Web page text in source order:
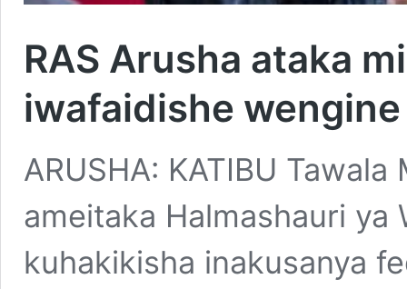
RAS Arusha ataka
iwafaidishe wengine
ARUSHA: KATIBU
ameitaka Halmashauri ya
kuhakikisha inakusanya